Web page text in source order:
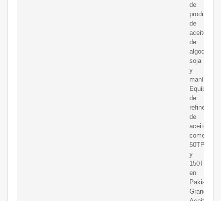
de
producción
de
aceite
de
algodón,
soja
y
maní
Equipo
de
refinería
de
aceite
comestible
50TPD
y
150TPD
en
Pakistán
Grandes